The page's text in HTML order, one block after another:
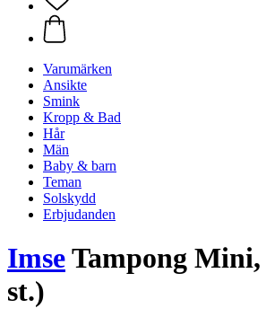
Varumärken
Ansikte
Smink
Kropp & Bad
Hår
Män
Baby & barn
Teman
Solskydd
Erbjudanden
ImseTampong
st.)